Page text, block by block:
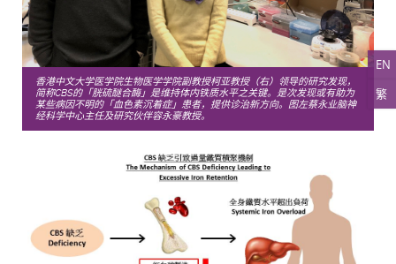
EN
繁
香港中文大学医学院生物医学学院副教授柯亚教授（右）领导的研究发现，
简称CBS的「胱硫醚合酶」是维持体内铁质水平之关键。是次发现或有助为
某些病因不明的「血色素沉着症」患者，提供诊治新方向。图左蔡永业脑神
经科学中心主任及研究伙伴容永豪教授。